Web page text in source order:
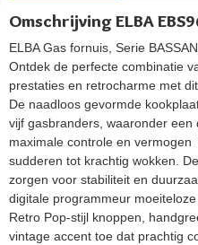
Omschrijving ELBA
ELBA Gas fornuis, Serie
Ontdek de perfecte combinatie
prestaties en retrocharme met
De naadloos gevormde
vijf gasbranders, waaronder
maximale controle en vermogen
sudderen tot krachtig wokken.
zorgen voor stabiliteit en
digitale programmeur
Retro Pop-stijl knoppen,
vintage accent toe dat prachtig